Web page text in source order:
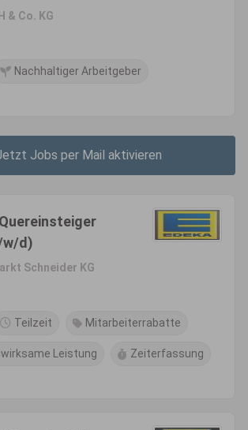
& Co. KG
Nachhaltiger Arbeitgeber
Jobs per Mail aktivieren
w/d)
Schneider KG
Teilzeit Mitarbeiterrabatte
Leistung Zeiterfassung